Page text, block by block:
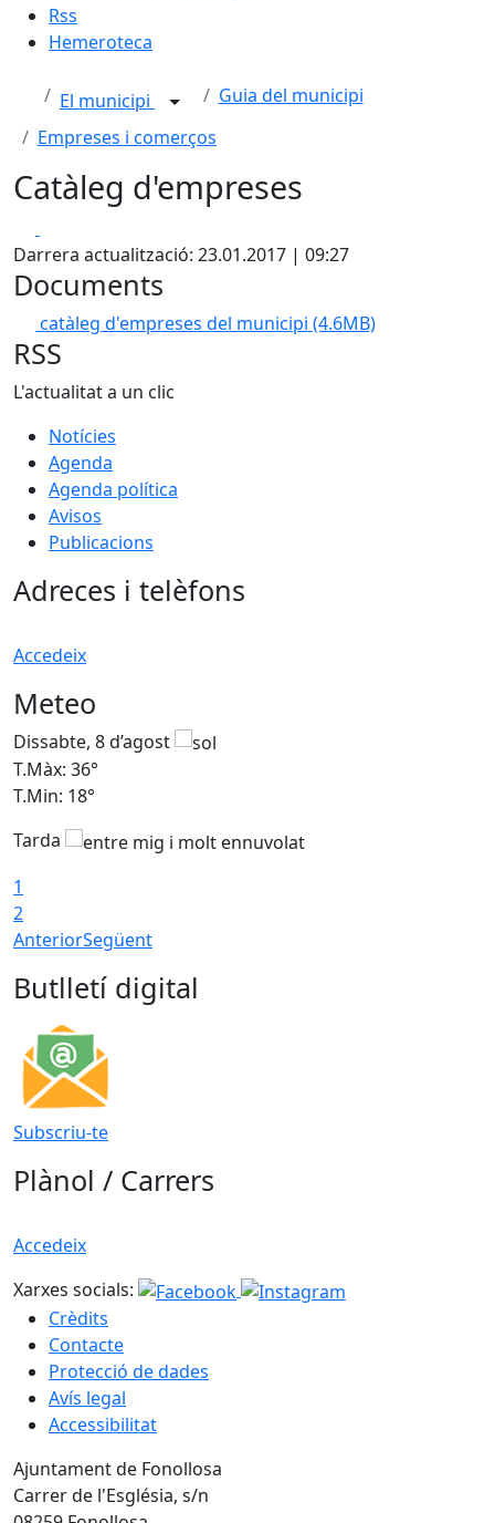
Rss
Hemeroteca
El municipi
Guia del municipi
Empreses i comerços
Catàleg d'empreses
Darrera actualització: 23.01.2017 | 09:27
Documents
catàleg d'empreses del municipi (4.6MB)
RSS
L'actualitat a un clic
Notícies
Agenda
Agenda política
Avisos
Publicacions
Adreces i telèfons
Accedeix
Meteo
Dissabte, 8 d’agost
T.Màx: 36°
T.Min: 18°
Tarda
1
2
AnteriorSegüent
Butlletí digital
Subscriu-te
Plànol / Carrers
Accedeix
Xarxes socials:
Crèdits
Contacte
Protecció de dades
Avís legal
Accessibilitat
Ajuntament de Fonollosa
Carrer de l'Església, s/n